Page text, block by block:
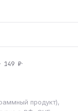
149 ₽·
продукт),